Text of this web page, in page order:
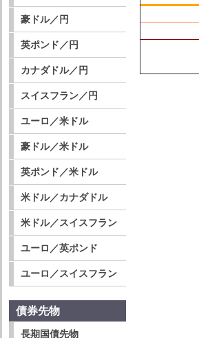
豪ドル／円
英ポンド／円
カナダドル／円
スイスフラン／円
ユーロ／米ドル
豪ドル／米ドル
英ポンド／米ドル
米ドル／カナダドル
米ドル／スイスフラン
ユーロ／英ポンド
ユーロ／スイスフラン
債券先物
長期国債先物